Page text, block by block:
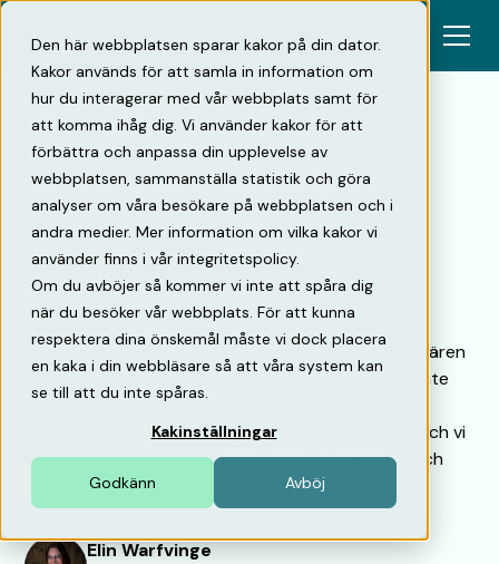
Den här webbplatsen sparar kakor på din dator.
Kakor används för att samla in information om
hur du interagerar med vår webbplats samt för
att komma ihåg dig. Vi använder kakor för att
förbättra och anpassa din upplevelse av
webbplatsen, sammanställa statistik och göra
analyser om våra besökare på webbplatsen och i
andra medier. Mer information om vilka kakor vi
använder finns i vår integritetspolicy.
Om du avböjer så kommer vi inte att spåra dig
när du besöker vår webbplats. För att kunna
respektera dina önskemål måste vi dock placera
en kaka i din webbläsare så att våra system kan
se till att du inte spåras.
Kakinställningar
Godkänn Avböj
Tillbaka
10 sätt att affärsutveckla er
parkering [infografik]
Är du på jakt efter nya sätt att utveckla er
parkeringsaffär? Smart! Att utveckla parkeringsaffären
är ett säkert sätt att öka sitt driftnetto. För att inte
tala om alla pluspoäng som ni har att hämta hos
hyresgäster och parkeringskunder om ni lyckas. Och vi
vet ju alla att nöjda kunder bidrar till långsiktiga och
ökade intäkter.
Elin Warfvinge